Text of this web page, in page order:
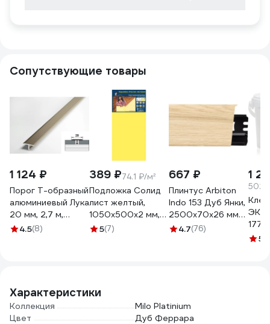
Сопутствующие товары
1 124 ₽
Порог Т-образный
алюминиевый Лука
20 мм, 2,7 м,
Шампань
4.5(8)
389 ₽74.1 ₽/м²
Подложка Солид
лист желтый,
1050x500x2 мм,
5,25 м2 уп. 10 шт.
5(7)
667 ₽
Плинтус Arbiton
Indo 153 Дуб Янки,
2500x70x26 мм
460320
4.7(76)
1
17711
5
Характеристики
Коллекция
Milo Platinium
Цвет
Дуб Феррара